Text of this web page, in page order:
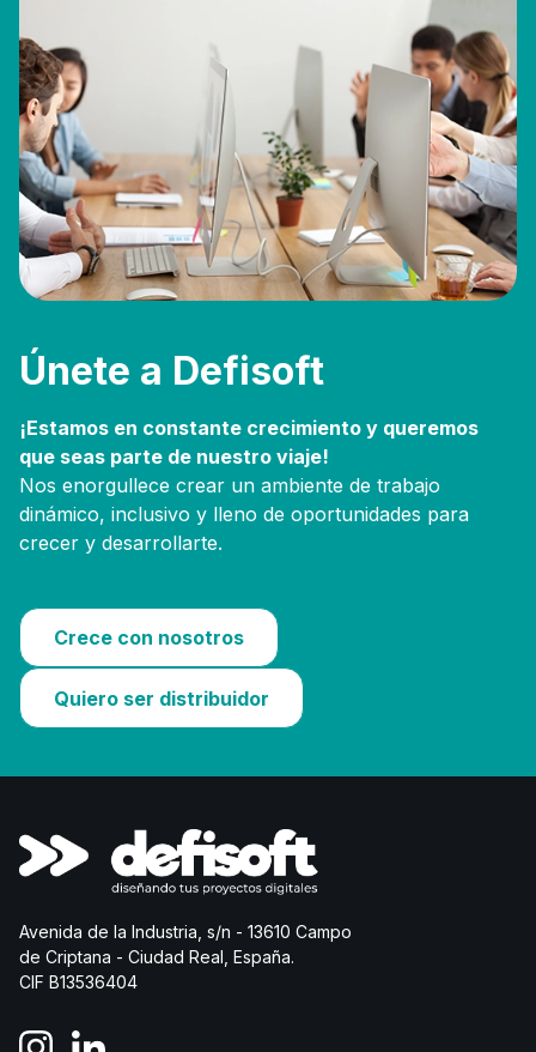
Únete a Defisoft
¡Estamos en constante crecimiento y queremos
que seas parte de nuestro viaje!
Nos enorgullece crear un ambiente de trabajo
dinámico, inclusivo y lleno de oportunidades para
crecer y desarrollarte.
Crece con nosotros
Quiero ser distribuidor
Avenida de la Industria, s/n - 13610 Campo
de Criptana - Ciudad Real, España.
CIF B13536404